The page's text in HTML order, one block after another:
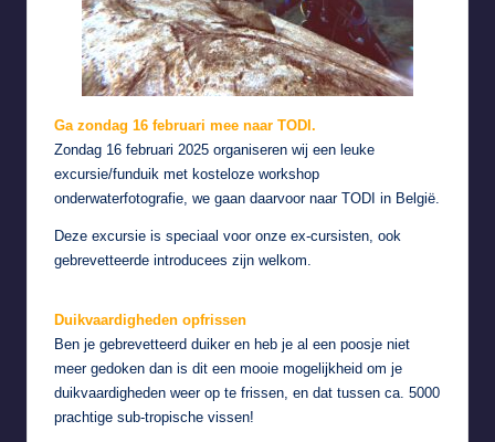
Ga zondag 16 februari mee naar TODI.
Zondag 16 februari 2025 organiseren wij een leuke
excursie/funduik met kosteloze workshop
onderwaterfotografie, we gaan daarvoor naar TODI in België
Deze excursie is speciaal voor onze ex-cursisten, ook
gebrevetteerde introducees zijn welkom.
Duikvaardigheden opfrissen
Ben je gebrevetteerd duiker en heb je al een poosje niet
meer gedoken dan is dit een mooie mogelijkheid om je
duikvaardigheden weer op te frissen, en dat tussen ca. 5000
prachtige sub-tropische vissen!